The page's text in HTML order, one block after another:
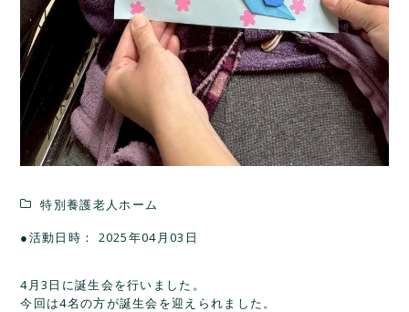
特別養護老人ホーム
●活動日時： 2025年04月03日
4月3日に誕生会を行いました。
今回は4名の方が誕生会を迎えられました。